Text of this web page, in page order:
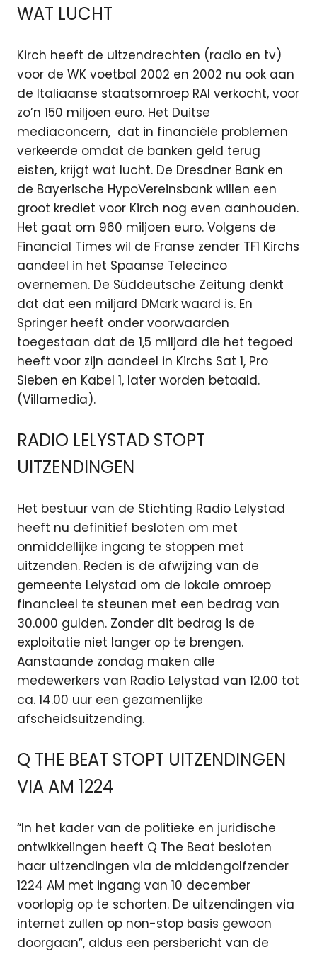
WAT LUCHT
Kirch heeft de uitzendrechten (radio en tv)
voor de WK voetbal 2002 en 2002 nu ook aan
de Italiaanse staatsomroep RAI verkocht, voor
zo’n 150 miljoen euro. Het Duitse
mediaconcern, dat in financiële problemen
verkeerde omdat de banken geld terug
eisten, krijgt wat lucht. De Dresdner Bank en
de Bayerische HypoVereinsbank willen een
groot krediet voor Kirch nog even aanhouden.
Het gaat om 960 miljoen euro. Volgens de
Financial Times wil de Franse zender TF1 Kirchs
aandeel in het Spaanse Telecinco
overnemen. De Süddeutsche Zeitung denkt
dat dat een miljard DMark waard is. En
Springer heeft onder voorwaarden
toegestaan dat de 1,5 miljard die het tegoed
heeft voor zijn aandeel in Kirchs Sat 1, Pro
Sieben en Kabel 1, later worden betaald.
(Villamedia).
RADIO LELYSTAD STOPT
UITZENDINGEN
Het bestuur van de Stichting Radio Lelystad
heeft nu definitief besloten om met
onmiddellijke ingang te stoppen met
uitzenden. Reden is de afwijzing van de
gemeente Lelystad om de lokale omroep
financieel te steunen met een bedrag van
30.000 gulden. Zonder dit bedrag is de
exploitatie niet langer op te brengen.
Aanstaande zondag maken alle
medewerkers van Radio Lelystad van 12.00 tot
ca. 14.00 uur een gezamenlijke
afscheidsuitzending.
Q THE BEAT STOPT UITZENDINGEN
VIA AM 1224
“In het kader van de politieke en juridische
ontwikkelingen heeft Q The Beat besloten
haar uitzendingen via de middengolfzender
1224 AM met ingang van 10 december
voorlopig op te schorten. De uitzendingen via
internet zullen op non-stop basis gewoon
doorgaan”, aldus een persbericht van de